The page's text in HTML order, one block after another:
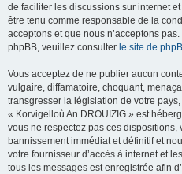
de faciliter les discussions sur internet
être tenu comme responsable de la
acceptons et que nous n’acceptons
phpBB, veuillez consulter le site de
Vous acceptez de ne publier aucun
vulgaire, diffamatoire, choquant,
transgresser la législation de votre
« Korvigelloù An DROUIZIG » est
vous ne respectez pas ces dispositions,
bannissement immédiat et définitif et
votre fournisseur d’accès à internet et
tous les messages est enregistrée afin